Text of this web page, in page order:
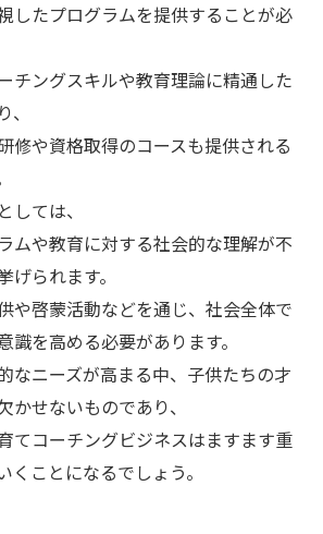
したプログラムを提供することが必
チングスキルや教育理論に精通した
修や資格取得のコースも提供される
しては、
ムや教育に対する社会的な理解が不
げられます。
や啓蒙活動などを通じ、社会全体で
識を高める必要があります。
なニーズが高まる中、子供たちの才
かせないものであり、
てコーチングビジネスはますます重
くことになるでしょう。